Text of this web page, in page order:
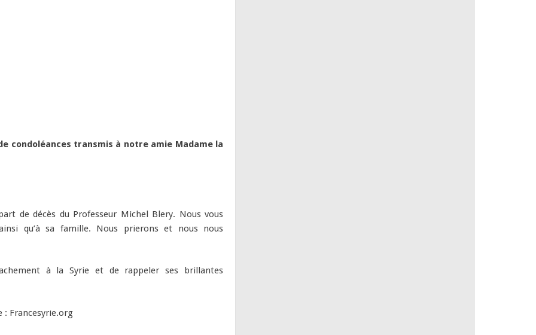
condoléances transmis à notre amie Madame la
de décès du Professeur Michel Blery. Nous vous
qu’à sa famille. Nous prierons et nous nous
à la Syrie et de rappeler ses brillantes
: Francesyrie.org